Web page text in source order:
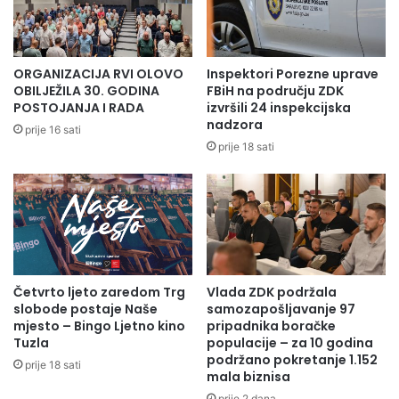
1. Općinski načelnik,
Tel. 032/ 829-540,
E-mail: nacelnik@olovo.gov.ba
2. Služba za opću
upravu i društvene
djelatnosti,
Pomoćnik Općinskog načelnika: Imer Karagić
ORGANIZACIJA RVI OLOVO
OBILJEŽILA 30. GODINA
POSTOJANJA I RADA
prije 16 sati
Inspektori Porezne uprave
FBiH na području ZDK
izvršili 24 inspekcijska
nadzora
prije 18 sati
Četvrto ljeto zaredom Trg
slobode postaje Naše
mjesto – Bingo Ljetno kino
Tuzla
prije 18 sati
Vlada ZDK podržala
samozapošljavanje 97
pripadnika boračke
populacije – za 10 godina
podržano pokretanje 1.152
mala biznisa